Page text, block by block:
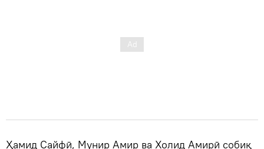
Ҳамид Сайфӣ, Мунир Амир ва Холид Амирӣ собиқ